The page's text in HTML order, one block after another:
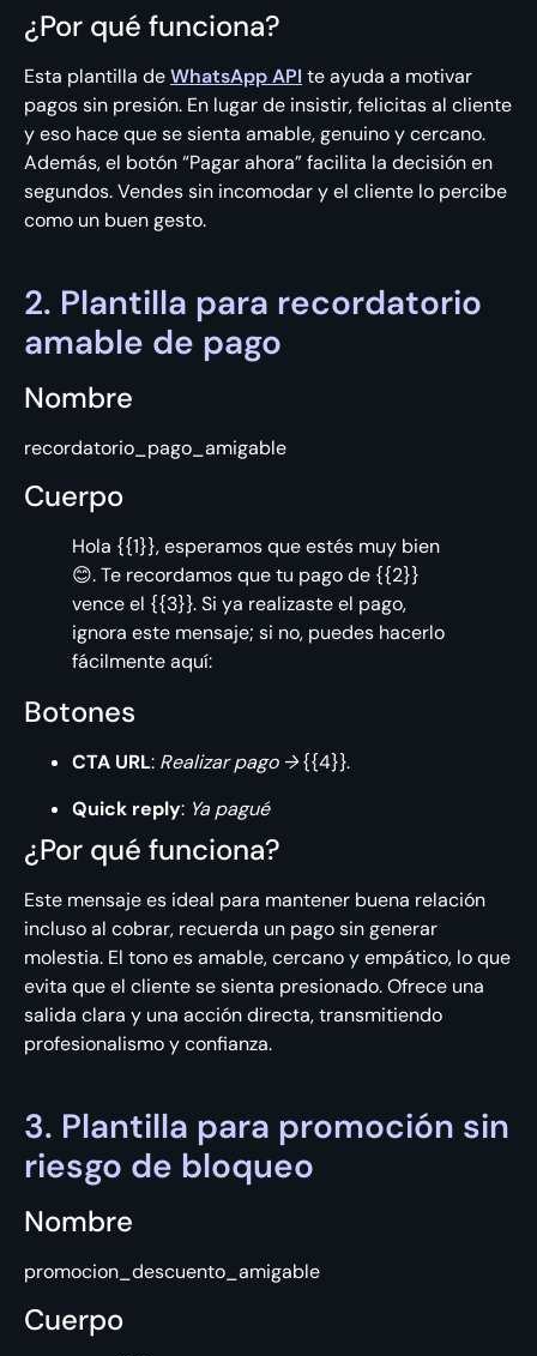
¿Por qué funciona?
Esta plantilla deWhatsApp API te ayuda a motivar
pagos sin presión. En lugar de insistir, felicitas al cliente
y eso hace que se sienta amable, genuino y cercano.
Además, el botón “Pagar ahora” facilita la decisión en
segundos. Vendes sin incomodar y el cliente lo percibe
como un buen gesto.
2. Plantilla para recordatorio
amable de pago
Nombre
recordatorio_pago_amigable
Cuerpo
Hola {{1}}, esperamos que estés muy bien
😊. Te recordamos que tu pago de {{2}}
vence el {{3}}. Si ya realizaste el pago,
ignora este mensaje; si no, puedes hacerlo
fácilmente aquí:
Botones
CTA URL: Realizar pago →{{4}}.
Quick reply: Ya pagué
¿Por qué funciona?
Este mensaje es ideal para mantener buena relación
incluso al cobrar, recuerda un pago sin generar
molestia. El tono es amable, cercano y empático, lo que
evita que el cliente se sienta presionado. Ofrece una
salida clara y una acción directa, transmitiendo
profesionalismo y confianza.
3. Plantilla para promoción sin
riesgo de bloqueo
Nombre
promocion_descuento_amigable
Cuerpo